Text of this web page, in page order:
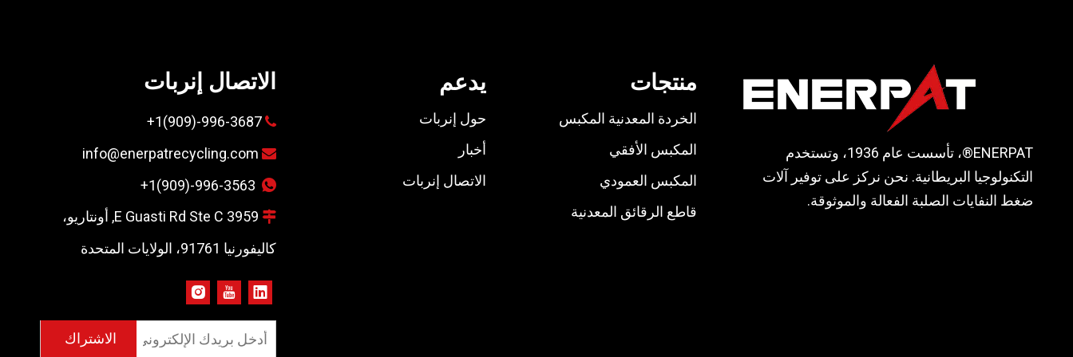
عالمية منذ عام 1936.
ENERPAT®، تأسست عام 1936، وتستخدم
التكنولوجيا البريطانية. نحن نركز على توفير آلات
ضغط النفايات الصلبة الفعالة والموثوقة.
منتجات
الخردة المعدنية المكبس
المكبس الأفقي
المكبس العمودي
قاطع الرقائق المعدنية
يدعم
حول إنربات
أخبار
الاتصال إنربات
الاتصال إنربات

996-3687-(909)1+

info@enerpatrecycling.com
+1(909)-996-3563

3959 E Guasti Rd Ste C, أونتاريو،
كاليفورنيا 91761، الولايات المتحدة
الاشتراك